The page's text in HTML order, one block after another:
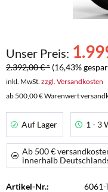
Unser Preis:
2.392,00 € * (16,43%
inkl. MwSt. zzgl. Versandkosten
ab 500,00 € Warenwert
Auf Lager 1 - 3
Ab 500 €
innerhalb
Artikel-Nr.: